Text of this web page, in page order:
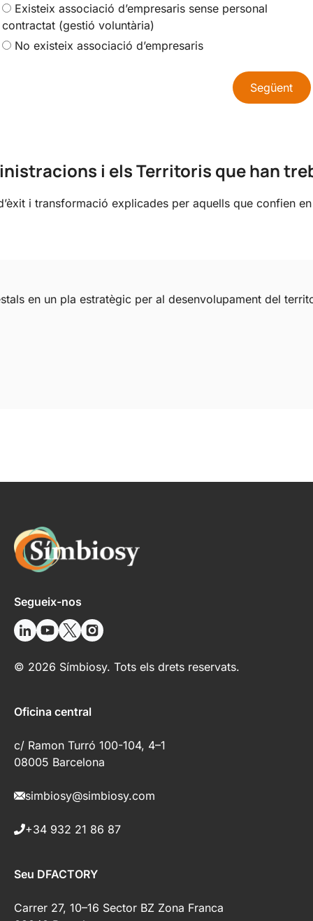
Existeix associació d’empresaris sense personal
contractat (gestió voluntària)
No existeix associació d’empresaris
Següent
i els Territoris que han
i transformació explicades per aquells que confien
circular i simbiosi industrial. Amb entusiasme
Segueix-nos
© 2026 Símbiosy. Tots els drets reservats.
Oficina central
c/ Ramon Turró 100-104, 4–1
08005 Barcelona
simbiosy@simbiosy.com
+34 932 21 86 87
Seu DFACTORY
Carrer 27, 10–16 Sector BZ Zona Franca